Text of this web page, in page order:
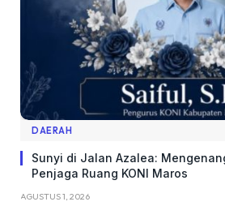
DAERAH
Sunyi di Jalan Azalea:
Penjaga Ruang KONI Maros
AGUSTUS 1, 2026